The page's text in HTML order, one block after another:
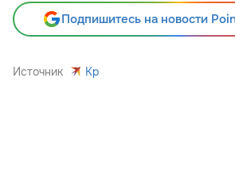
Подпишитесь на новости
Источник Kp